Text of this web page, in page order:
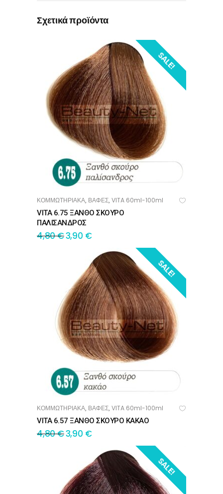
Σχετικά προϊόντα
SALE!
ΠΡΟΣΘΉΚΗ ΣΤΟ ΚΑΛΆΘΙ
ΚΟΜΜΩΤΗΡΙΑΚΑ, ΒΑΦΕΣ, VITA 60ml-100ml
VITA 6.75 ΞΑΝΘΟ ΣΚΟΥΡΟ
ΠΑΛΙΣΑΝΔΡΟΣ
4,80€3,90 €
SALE!
ΠΡΟΣΘΉΚΗ ΣΤΟ ΚΑΛΆΘΙ
ΚΟΜΜΩΤΗΡΙΑΚΑ, ΒΑΦΕΣ, VITA 60ml-100ml
VITA 6.57 ΞΑΝΘΟ ΣΚΟΥΡΟ ΚΑΚΑΟ
4,80€3,90 €
SALE!